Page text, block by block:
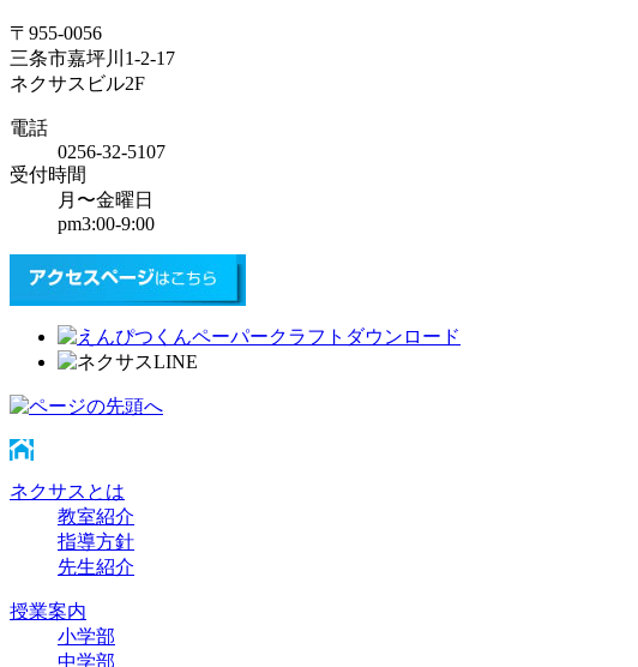
〒955-0056
三条市嘉坪川1-2-17
ネクサスビル2F
電話
0256-32-5107
受付時間
月〜金曜日
pm3:00-9:00
ネクサスとは
教室紹介
指導方針
先生紹介
授業案内
小学部
中学部